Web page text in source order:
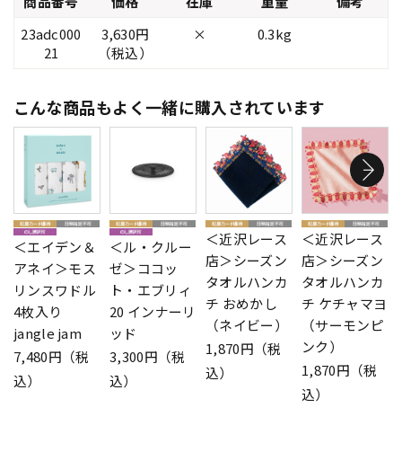
23adc000
21
3,630円
（税込）
× 0.3kg
こんな商品もよく一緒に購入されています
＜エイデン＆
アネイ＞モス
リンスワドル
4枚入り
jangle jam
7,480円（税
込）
＜ル・クルー
ゼ＞ココッ
ト・エブリィ
20 インナーリ
ッド
3,300円（税
込）
＜近沢レース
店＞シーズン
タオルハンカ
チ おめかし
（ネイビー）
1,870円（税
込）
＜近沢レース
店＞シーズン
タオルハンカ
チ ケチャマヨ
（サーモンピ
ンク）
1,870円（税
込）